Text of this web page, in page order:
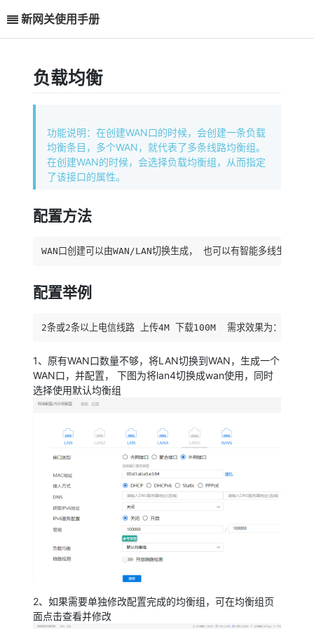
新网关使用手册
负载均衡
功能说明：在创建WAN口的时候，会创建一条负载
均衡条目，多个WAN，就代表了多条线路均衡组。
在创建WAN的时候，会选择负载均衡组，从而指定
了该接口的属性。
配置方法
WAN口创建可以由WAN/LAN切换生成， 也可以有智能多线生成。
配置举例
2条或2条以上电信线路 上传4M 下载100M  需求效果为：叠加带
1、原有WAN口数量不够，将LAN切换到WAN，生成一个
WAN口，并配置， 下图为将lan4切换成wan使用，同时
选择使用默认均衡组
2、如果需要单独修改配置完成的均衡组，可在均衡组页
面点击查看并修改